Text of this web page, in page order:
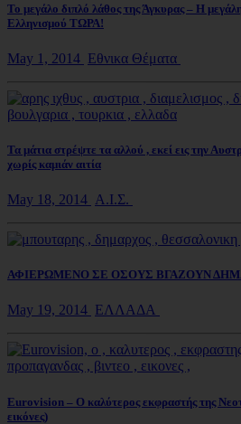
Το μεγάλο διπλό λάθος της Άγκυρας – Η
Ελληνισμού ΤΩΡΑ!
May 1, 2014 Εθνικα Θέματα
Τα μάτια στρέψτε τα αλλού , εκεί εις την
χωρίς καμιάν αιτία
May 18, 2014 Α.Ι.Σ.
ΑΦΙΕΡΩΜΕΝΟ ΣΕ ΟΣΟΥΣ ΒΓΑΖΟΥΝ
May 19, 2014 ΕΛΛΑΔΑ
Eurovision – Ο καλύτερος εκφραστής της
εικόνες)